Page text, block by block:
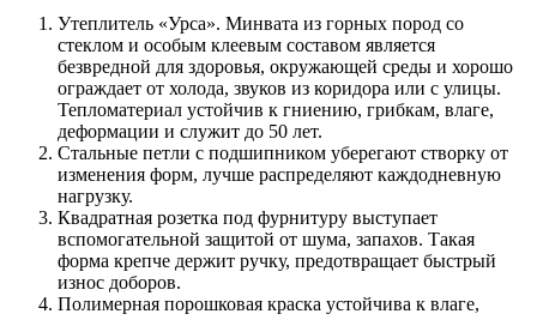
Утеплитель «Урса». Минвата из горных пород со
стеклом и особым клеевым составом является
безвредной для здоровья, окружающей среды и хорошо
ограждает от холода, звуков из коридора или с улицы.
Тепломатериал устойчив к гниению, грибкам, влаге,
деформации и служит до 50 лет.
Стальные петли с подшипником уберегают створку от
изменения форм, лучше распределяют каждодневную
нагрузку.
Квадратная розетка под фурнитуру выступает
вспомогательной защитой от шума, запахов. Такая
форма крепче держит ручку, предотвращает быстрый
износ доборов.
Полимерная порошковая краска устойчива к влаге,